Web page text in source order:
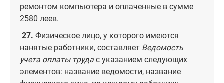
ремонтом компьютера и оплаченные в сумме
2580 леев.
27. Физическое лицо, у которого имеются
нанятые работники, составляет Ведомость
учета оплаты труда с указанием следующих
элементов: название ведомости, название